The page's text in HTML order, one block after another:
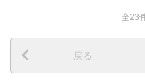
全23
戻る